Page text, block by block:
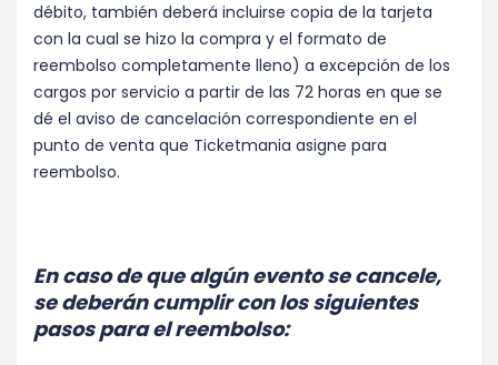
débito, también deberá incluirse copia de la tarjeta
con la cual se hizo la compra y el formato de
reembolso completamente lleno) a excepción de los
cargos por servicio a partir de las 72 horas en que se
dé el aviso de cancelación correspondiente en el
punto de venta que Ticketmania asigne para
reembolso.
En caso de que algún evento se cancele,
se deberán cumplir con los siguientes
pasos para el reembolso: